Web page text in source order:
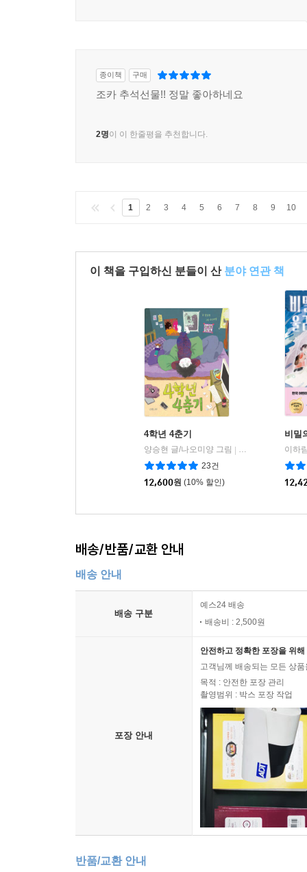
종이책 구매
조카 추석선물!! 정말 좋아하네요
2명이 이 한줄평을 추천합니다.
1 2 3 4 5 6 7 8 9 10
이 책을 구입하신 분들이 산 분야 연관 책
4학년 4춘기
양승현 글/나오미양 그림
소원나무
23건
12,600원 (10% 할인)
비밀
이하
배송/반품/교환 안내
배송 안내
배송 구분
예스24 배송
배송비 : 2,500원
포장 안내
안전하고 정확한 포장을 위
고객님께 배송되는 모든 상
목적 : 안전한 포장 관리
촬영범위 : 박스 포장 작업
반품/교환 안내